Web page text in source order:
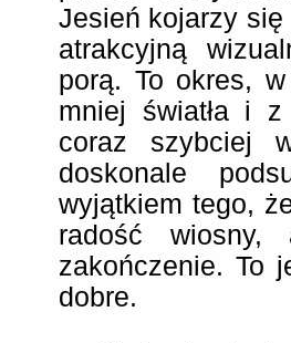
Jesień kojarzy się
atrakcyjną
porą. To okres,
mniej światła i
coraz szybciej
doskonale
wyjątkiem tego,
radość wiosny,
zakończenie. To
dobre.